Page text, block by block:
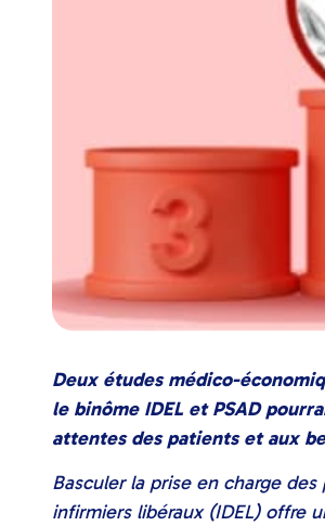
Deux études médico-
le binôme IDEL et PSAD
attentes des patients et aux
Basculer la prise en charge
infirmiers libéraux (IDEL) offre